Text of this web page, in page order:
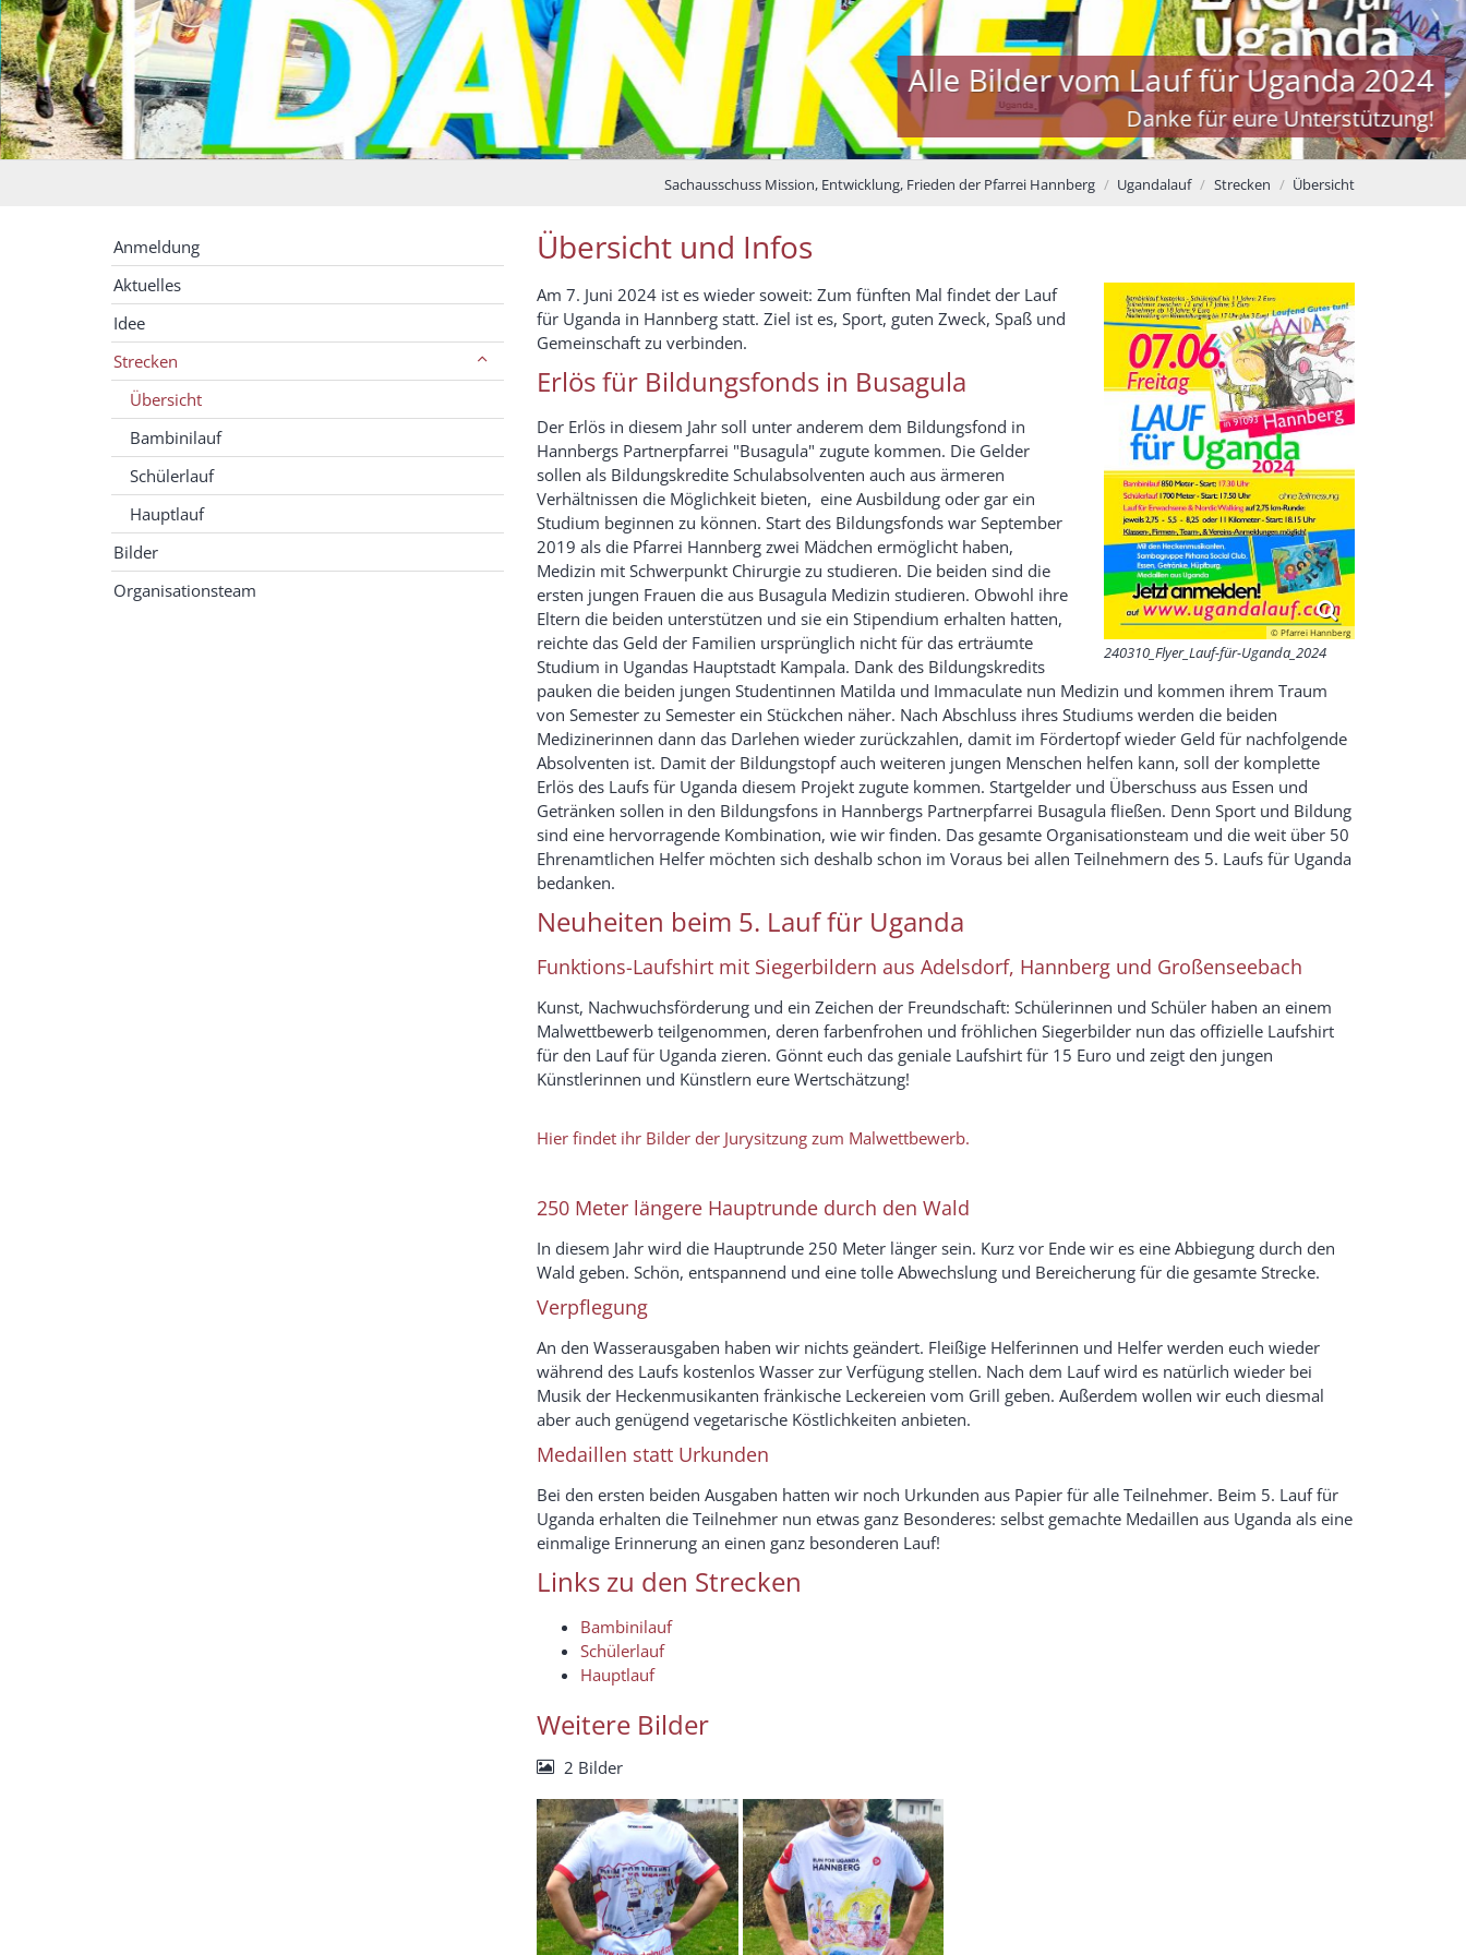
Alle Bilder vom Lauf für Uganda 2024
Danke für eure Unterstützung!
Sachausschuss Mission, Entwicklung, Frieden der Pfarrei Hannberg Ugandalauf Strecken Übersicht
Übersicht und Infos
© Pfarrei Hannberg
240310_Flyer_Lauf-für-Uganda_2024
Am 7. Juni 2024 ist es wieder soweit: Zum fünften Mal findet der Lauf
für Uganda in Hannberg statt. Ziel ist es, Sport, guten Zweck, Spaß und
Gemeinschaft zu verbinden.
Erlös für Bildungsfonds in Busagula
Der Erlös in diesem Jahr soll unter anderem dem Bildungsfond in
Hannbergs Partnerpfarrei "Busagula" zugute kommen. Die Gelder
sollen als Bildungskredite Schulabsolventen auch aus ärmeren
Verhältnissen die Möglichkeit bieten, eine Ausbildung oder gar ein
Studium beginnen zu können. Start des Bildungsfonds war September
2019 als die Pfarrei Hannberg zwei Mädchen ermöglicht haben,
Medizin mit Schwerpunkt Chirurgie zu studieren. Die beiden sind die
ersten jungen Frauen die aus Busagula Medizin studieren. Obwohl ihre
Eltern die beiden unterstützen und sie ein Stipendium erhalten hatten,
reichte das Geld der Familien ursprünglich nicht für das erträumte
Studium in Ugandas Hauptstadt Kampala. Dank des Bildungskredits
pauken die beiden jungen Studentinnen Matilda und Immaculate nun Medizin und kommen ihrem Traum
von Semester zu Semester ein Stückchen näher. Nach Abschluss ihres Studiums werden die beiden
Medizinerinnen dann das Darlehen wieder zurückzahlen, damit im Fördertopf wieder Geld für nachfolgende
Absolventen ist. Damit der Bildungstopf auch weiteren jungen Menschen helfen kann, soll der komplette
Erlös des Laufs für Uganda diesem Projekt zugute kommen. Startgelder und Überschuss aus Essen und
Getränken sollen in den Bildungsfons in Hannbergs Partnerpfarrei Busagula fließen. Denn Sport und Bildung
sind eine hervorragende Kombination, wie wir finden. Das gesamte Organisationsteam und die weit über 50
Ehrenamtlichen Helfer möchten sich deshalb schon im Voraus bei allen Teilnehmern des 5. Laufs für Uganda
bedanken.
Neuheiten beim 5. Lauf für Uganda
Funktions-Laufshirt mit Siegerbildern aus Adelsdorf, Hannberg und Großenseebach
Kunst, Nachwuchsförderung und ein Zeichen der Freundschaft: Schülerinnen und Schüler haben an einem
Malwettbewerb teilgenommen, deren farbenfrohen und fröhlichen Siegerbilder nun das offizielle Laufshirt
für den Lauf für Uganda zieren. Gönnt euch das geniale Laufshirt für 15 Euro und zeigt den jungen
Künstlerinnen und Künstlern eure Wertschätzung!
Hier findet ihr Bilder der Jurysitzung zum Malwettbewerb.
250 Meter längere Hauptrunde durch den Wald
In diesem Jahr wird die Hauptrunde 250 Meter länger sein. Kurz vor Ende wir es eine Abbiegung durch den
Wald geben. Schön, entspannend und eine tolle Abwechslung und Bereicherung für die gesamte Strecke.
Verpflegung
An den Wasserausgaben haben wir nichts geändert. Fleißige Helferinnen und Helfer werden euch wieder
während des Laufs kostenlos Wasser zur Verfügung stellen. Nach dem Lauf wird es natürlich wieder bei
Musik der Heckenmusikanten fränkische Leckereien vom Grill geben. Außerdem wollen wir euch diesmal
aber auch genügend vegetarische Köstlichkeiten anbieten.
Medaillen statt Urkunden
Bei den ersten beiden Ausgaben hatten wir noch Urkunden aus Papier für alle Teilnehmer. Beim 5. Lauf für
Uganda erhalten die Teilnehmer nun etwas ganz Besonderes: selbst gemachte Medaillen aus Uganda als eine
einmalige Erinnerung an einen ganz besonderen Lauf!
Links zu den Strecken
Bambinilauf
Schülerlauf
Hauptlauf
Weitere Bilder
2 Bilder
Anmeldung
Aktuelles
Idee
Strecken
Übersicht
Bambinilauf
Schülerlauf
Hauptlauf
Bilder
Organisationsteam